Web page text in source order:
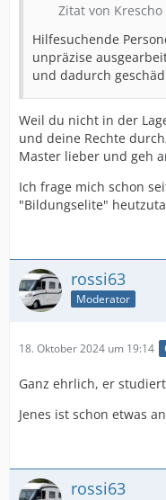
Zitat von Krescho
Hilfesuchende
unpräzise
und dadurch
Weil du nicht in der
und deine Rechte
Master lieber und geh
Ich frage mich schon
"Bildungselite"
rossi63
Moderator
18. Oktober 2024 um 19:14
Ganz ehrlich, er
Jenes ist schon etwas
rossi63